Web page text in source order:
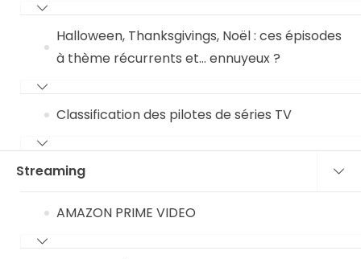
Halloween, Thanksgivings, Noël : ces épisodes
à thème récurrents et… ennuyeux ?
Classification des pilotes de séries TV
Streaming
AMAZON PRIME VIDEO